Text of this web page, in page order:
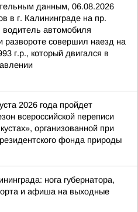
данным, 06.08.2026
в г. Калининграде на пр.
водитель автомобиля
совершил наезд на
г.р., который двигался в
2026 года пройдет
всероссийской переписи
организованной при
фонда природы
нога губернатора,
и афиша на выходные